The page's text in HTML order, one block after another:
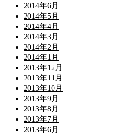
2014年6月
2014年5月
2014年4月
2014年3月
2014年2月
2014年1月
2013年12月
2013年11月
2013年10月
2013年9月
2013年8月
2013年7月
2013年6月